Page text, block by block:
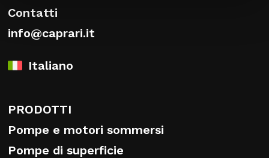
Contatti
info@caprari.it
Italiano
PRODOTTI
Pompe e motori sommersi
Pompe di superficie